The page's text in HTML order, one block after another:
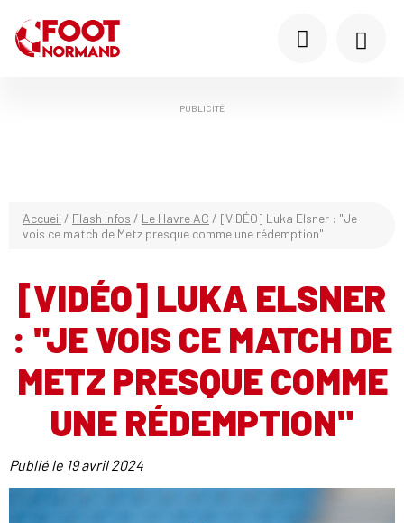
PUBLICITÉ
Accueil / Flash infos / Le Havre AC / [VIDÉO] Luka Elsner : "Je
vois ce match de Metz presque comme une rédemption"
[VIDÉO] LUKA ELSNER
: "JE VOIS CE MATCH DE
METZ PRESQUE COMME
UNE RÉDEMPTION"
Publié le 19 avril 2024